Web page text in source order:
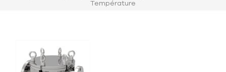
Température